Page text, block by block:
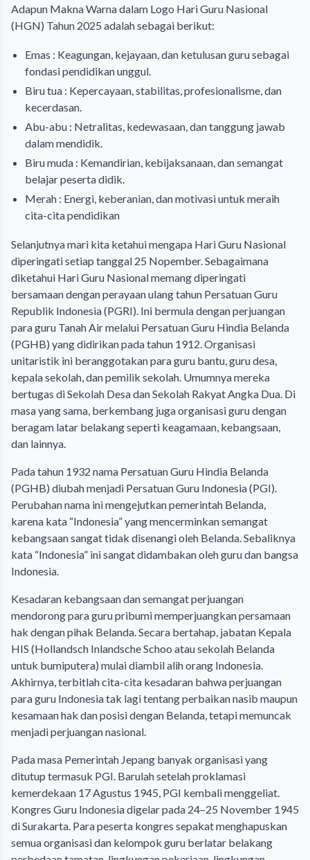
Adapun Makna Warna dalam Logo Hari Guru Nasional
(HGN) Tahun 2025 adalah sebagai berikut:
Emas : Keagungan, kejayaan, dan ketulusan guru sebagai
fondasi pendidikan unggul.
Biru tua : Kepercayaan, stabilitas, profesionalisme, dan
kecerdasan.
Abu-abu : Netralitas, kedewasaan, dan tanggung jawab
dalam mendidik.
Biru muda : Kemandirian, kebijaksanaan, dan semangat
belajar peserta didik.
Merah : Energi, keberanian, dan motivasi untuk meraih
cita-cita pendidikan
Selanjutnya mari kita ketahui mengapa Hari Guru Nasional
diperingati setiap tanggal 25 Nopember. Sebagaimana
diketahui Hari Guru Nasional memang diperingati
bersamaan dengan perayaan ulang tahun Persatuan Guru
Republik Indonesia (PGRI). Ini bermula dengan perjuangan
para guru Tanah Air melalui Persatuan Guru Hindia Belanda
(PGHB) yang didirikan pada tahun 1912. Organisasi
unitaristik ini beranggotakan para guru bantu, guru desa,
kepala sekolah, dan pemilik sekolah. Umumnya mereka
bertugas di Sekolah Desa dan Sekolah Rakyat Angka Dua. Di
masa yang sama, berkembang juga organisasi guru dengan
beragam latar belakang seperti keagamaan, kebangsaan,
dan lainnya.
Pada tahun 1932 nama Persatuan Guru Hindia Belanda
(PGHB) diubah menjadi Persatuan Guru Indonesia (PGI).
Perubahan nama ini mengejutkan pemerintah Belanda,
karena kata “Indonesia” yang mencerminkan semangat
kebangsaan sangat tidak disenangi oleh Belanda. Sebaliknya
kata “Indonesia” ini sangat didambakan oleh guru dan bangsa
Indonesia.
Kesadaran kebangsaan dan semangat perjuangan
mendorong para guru pribumi memperjuangkan persamaan
hak dengan pihak Belanda. Secara bertahap, jabatan Kepala
HIS (Hollandsch Inlandsche Schoo atau sekolah Belanda
untuk bumiputera) mulai diambil alih orang Indonesia.
Akhirnya, terbitlah cita-cita kesadaran bahwa perjuangan
para guru Indonesia tak lagi tentang perbaikan nasib maupun
kesamaan hak dan posisi dengan Belanda, tetapi memuncak
menjadi perjuangan nasional.
Pada masa Pemerintah Jepang banyak organisasi yang
ditutup termasuk PGI. Barulah setelah proklamasi
kemerdekaan 17 Agustus 1945, PGI kembali menggeliat.
Kongres Guru Indonesia digelar pada 24–25 November 1945
di Surakarta. Para peserta kongres sepakat menghapuskan
semua organisasi dan kelompok guru berlatar belakang